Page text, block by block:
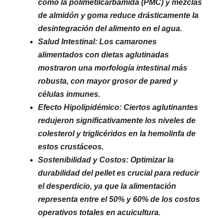
como la polimetilcarbamida (PMC) y mezclas
de almidón y goma reduce drásticamente la
desintegración del alimento en el agua.
Salud Intestinal: Los camarones
alimentados con dietas aglutinadas
mostraron una morfología intestinal más
robusta, con mayor grosor de pared y
células inmunes.
Efecto Hipolipidémico: Ciertos aglutinantes
redujeron significativamente los niveles de
colesterol y triglicéridos en la hemolinfa de
estos crustáceos.
Sostenibilidad y Costos: Optimizar la
durabilidad del pellet es crucial para reducir
el desperdicio, ya que la alimentación
representa entre el 50% y 60% de los costos
operativos totales en acuicultura.